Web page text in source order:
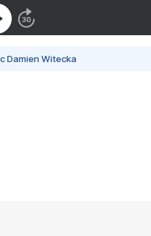
Damien Witecka